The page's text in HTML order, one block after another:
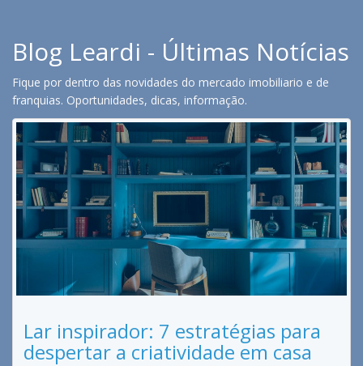
Blog Leardi - Últimas Notícias
Fique por dentro das novidades do mercado imobiliario e de
franquias. Oportunidades, dicas, informação.
Lar inspirador: 7 estratégias para
despertar a criatividade em casa